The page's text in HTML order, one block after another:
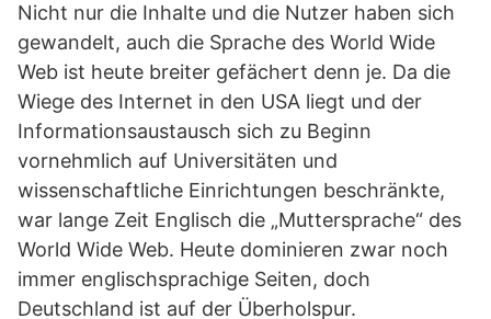
Nicht nur die Inhalte und die Nutzer haben sich
gewandelt, auch die Sprache des World Wide
Web ist heute breiter gefächert denn je. Da die
Wiege des Internet in den USA liegt und der
Informationsaustausch sich zu Beginn
vornehmlich auf Universitäten und
wissenschaftliche Einrichtungen beschränkte,
war lange Zeit Englisch die „Muttersprache“ des
World Wide Web. Heute dominieren zwar noch
immer englischsprachige Seiten, doch
Deutschland ist auf der Überholspur.